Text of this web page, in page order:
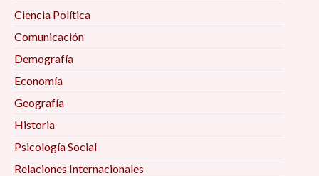
Ciencia Política
Comunicación
Demografía
Economía
Geografía
Historia
Psicología Social
Relaciones Internacionales